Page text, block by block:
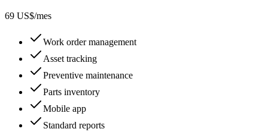
69 US$/mes
Work order management
Asset tracking
Preventive maintenance
Parts inventory
Mobile app
Standard reports